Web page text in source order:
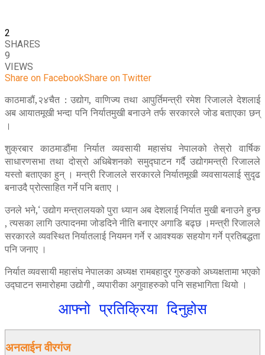
2
SHARES
9
VIEWS
Share on FacebookShare on Twitter
काठमाडौं,२४चैत : उद्योग, वाणिज्य तथा आपुर्तिमन्त्री रमेश रिजालले देशलाई
अब आयातमूखी भन्दा पनि निर्यातमुखी बनाउने तर्फ सरकारले जोड बताएका छन्
।
शुक्रबार काठमाडौंमा निर्यात व्यवसायी महासंघ नेपालको तेस्रो वार्षिक
साधारणसभा तथा दोस्रो अधिबेशनको समुद्घाटन गर्दै उद्योगमन्त्री रिजालले
यस्तो बताएका हुन् । मन्त्री रिजालले सरकारले निर्यातमूखी व्यवसायलाई सुदृढ
बनाउदै प्रोत्साहित गर्ने पनि बताए ।
उनले भने,‘ उद्योग मन्त्रालयको पुरा ध्यान अब देशलाई निर्यात मुखी बनाउने हुन्छ
, त्यसका लागि उत्पादनमा जोडदिने नीति बनाएर अगाडि बढ्छ ।मन्त्री रिजालले
सरकारले व्यवस्थित निर्यातलाई नियमन गर्ने र आवश्यक सहयोग गर्ने प्रतिबद्धता
पनि जनाए ।
निर्यात व्यवसायी महासंघ नेपालका अध्यक्ष रामबहादुर गुरुङको अध्यक्षतामा भएको
उद्घाटन समारोहमा उद्योगी , व्यपारीका अगुवाहरुको पनि सहभागिता थियो ।
आफ्नो प्रतिक्रिया दिनुहोस
अनलाईन वीरगंज